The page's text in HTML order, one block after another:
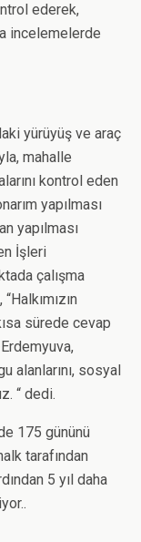
ederek,
incelemelerde
yürüyüş ve araç
mahalle
kontrol eden
yapılması
yapılması
İşleri
çalışma
sürede cevap
alanlarını, sosyal
“ dedi.
175 gününü
tarafından
5 yıl daha